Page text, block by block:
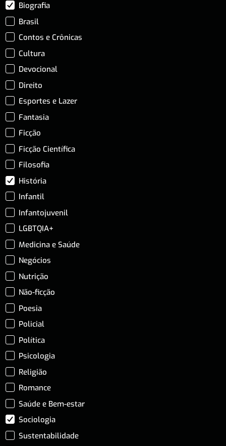
Biografia
Brasil
Contos e Crônicas
Cultura
Devocional
Direito
Esportes e Lazer
Fantasia
Ficção
Ficção Científica
Filosofia
História
Infantil
Infantojuvenil
LGBTQIA+
Medicina e Saúde
Negócios
Nutrição
Não-ficção
Poesia
Policial
Política
Psicologia
Religião
Romance
Saúde e Bem-estar
Sociologia
Sustentabilidade